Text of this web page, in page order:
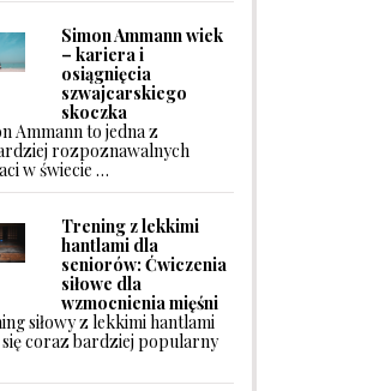
Simon Ammann wiek
– kariera i
osiągnięcia
szwajcarskiego
skoczka
Ammann to jedna z
rozpoznawalnych
w świecie …
Trening z lekkimi
hantlami dla
seniorów: Ćwiczenia
siłowe dla
wzmocnienia mięśni
siłowy z lekkimi hantlami
się coraz bardziej popularny